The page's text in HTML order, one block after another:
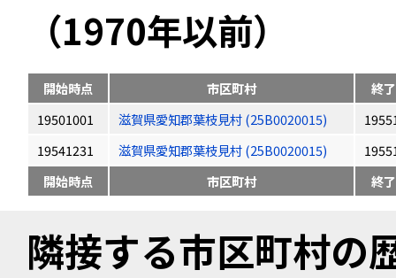
（1970年以前）
開始時点 市区町村
終
19501001
滋賀県愛知郡葉枝見村 (25B0020015)
19541231
滋賀県愛知郡葉枝見村 (25B0020015)
開始時点
市区町村 終
隣接する市区町村の